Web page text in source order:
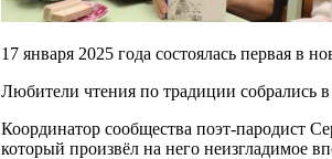
17 января 2025 года состоялась первая в
Любители чтения по традиции собрались
Координатор сообщества поэт-пародист
который произвёл на него неизгладимое